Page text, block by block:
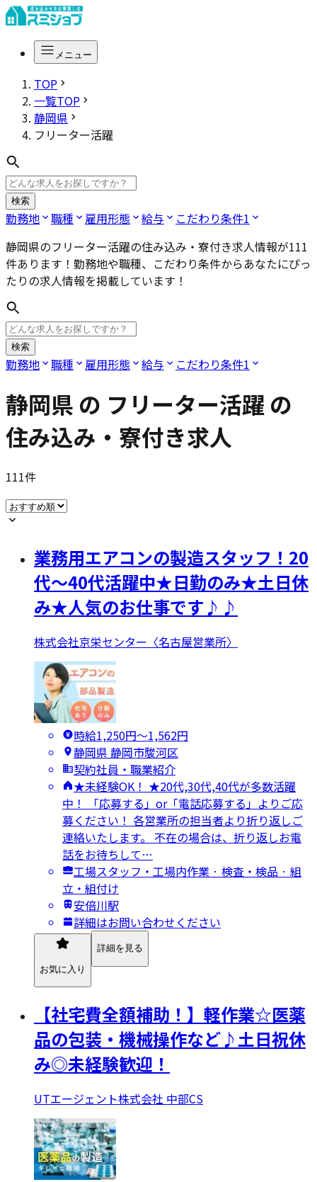
メニュー
TOP
一覧TOP
静岡県
フリーター活躍
検索
勤務地 職種 雇用形態 給与 こだわり条件1
静岡県のフリーター活躍の住み込み・寮付き求人情報が111
件あります！勤務地や職種、こだわり条件からあなたにぴっ
たりの求人情報を掲載しています！
検索
勤務地 職種 雇用形態 給与 こだわり条件1
静岡県 の フリーター活躍の
住み込み・寮付き求人
111件
業務用エアコンの製造スタッフ！20
代～40代活躍中★日勤のみ★土日休
み★人気のお仕事です♪♪
株式会社京栄センター〈名古屋営業所〉
時給1,250円〜1,562円
静岡県 静岡市駿河区
契約社員・職業紹介
★未経験OK！ ★20代,30代,40代が多数活躍
中！ 「応募する」or「電話応募する」よりご応
募ください！ 各営業所の担当者より折り返しご
連絡いたします。 不在の場合は、折り返しお電
話をお待ちして…
工場スタッフ・工場内作業 · 検査・検品 · 組
立・組付け
安倍川駅
詳細はお問い合わせください
お気に入り
詳細を見る
【社宅費全額補助！】軽作業☆医薬
品の包装・機械操作など♪土日祝休
み◎未経験歓迎！
UTエージェント株式会社 中部CS